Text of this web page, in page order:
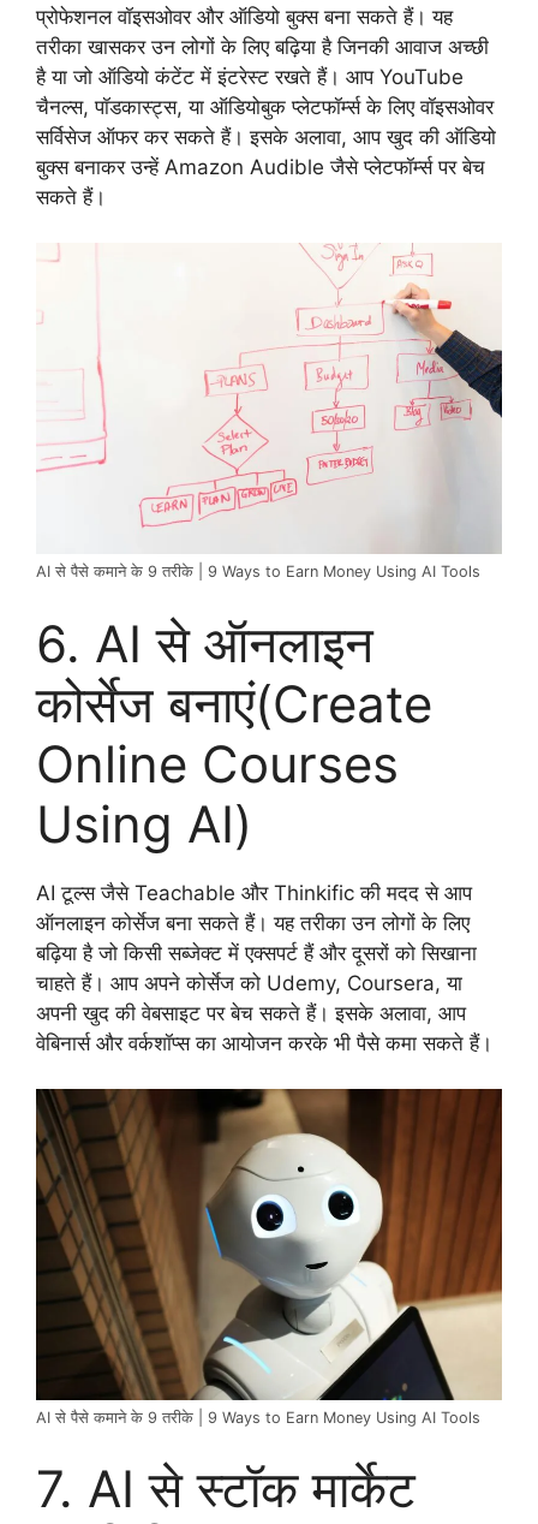
प्रोफेशनल वॉइसओवर और ऑडियो बुक्स बना सकते हैं। यह
तरीका खासकर उन लोगों के लिए बढ़िया है जिनकी आवाज अच्छी
है या जो ऑडियो कंटेंट में इंटरेस्ट रखते हैं। आप YouTube
चैनल्स, पॉडकास्ट्स, या ऑडियोबुक प्लेटफॉर्म्स के लिए वॉइसओवर
सर्विसेज ऑफर कर सकते हैं। इसके अलावा, आप खुद की ऑडियो
बुक्स बनाकर उन्हें Amazon Audible जैसे प्लेटफॉर्म्स पर बेच
सकते हैं।
AI से पैसे कमाने के 9 तरीके | 9 Ways to Earn Money Using AI Tools
6. AI से ऑनलाइन
कोर्सेज बनाएं(Create
Online Courses
Using AI)
AI टूल्स जैसे Teachable और Thinkific की मदद से आप
ऑनलाइन कोर्सेज बना सकते हैं। यह तरीका उन लोगों के लिए
बढ़िया है जो किसी सब्जेक्ट में एक्सपर्ट हैं और दूसरों को सिखाना
चाहते हैं। आप अपने कोर्सेज को Udemy, Coursera, या
अपनी खुद की वेबसाइट पर बेच सकते हैं। इसके अलावा, आप
वेबिनार्स और वर्कशॉप्स का आयोजन करके भी पैसे कमा सकते हैं।
AI से पैसे कमाने के 9 तरीके | 9 Ways to Earn Money Using AI Tools
7. AI से स्टॉक मार्केट